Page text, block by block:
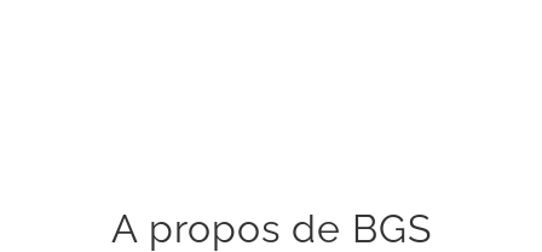
A propos de BGS